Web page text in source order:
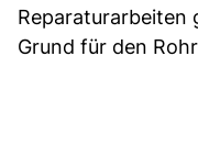
Reparaturarbeiten
Grund für den